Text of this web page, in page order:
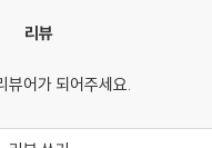
리뷰
뷰어가 되어주세요.